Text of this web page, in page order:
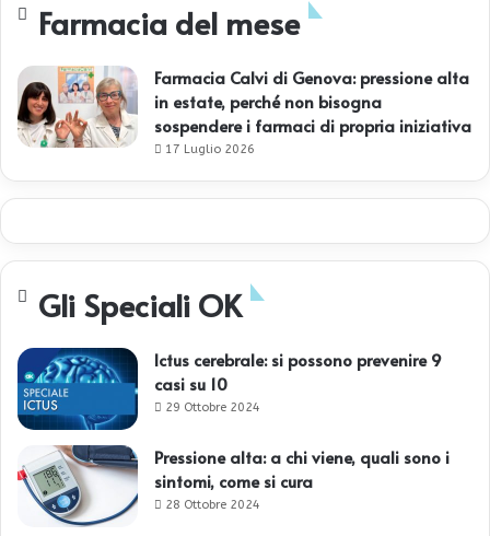
Farmacia del mese
Farmacia Calvi di Genova: pressione alta
in estate, perché non bisogna
sospendere i farmaci di propria iniziativa
17 Luglio 2026
Gli Speciali OK
Ictus cerebrale: si possono prevenire 9
casi su 10
29 Ottobre 2024
Pressione alta: a chi viene, quali sono i
sintomi, come si cura
28 Ottobre 2024